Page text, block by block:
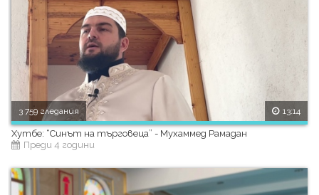
3 759 гледания 13:14
Хутбе: “Синът на търговеца” - Мухаммед Рамадан
Преди 4 години